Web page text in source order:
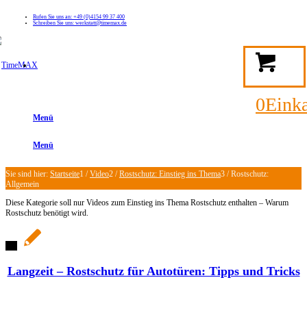
Rufen Sie uns an: +49 (0)4154 99 37 400
Schreiben Sie uns: werkstatt@timemax.de
0
Menü
Menü
Sie sind hier: Startseite1 / Video2 / Rostschutz: Einstieg ins Thema3 / Rostschutz:
Allgemein
Diese Kategorie soll nur Videos zum Einstieg ins Thema Rostschutz enthalten – Warum
Rostschutz benötigt wird.
Langzeit – Rostschutz für Autotüren: Tipps und Tricks